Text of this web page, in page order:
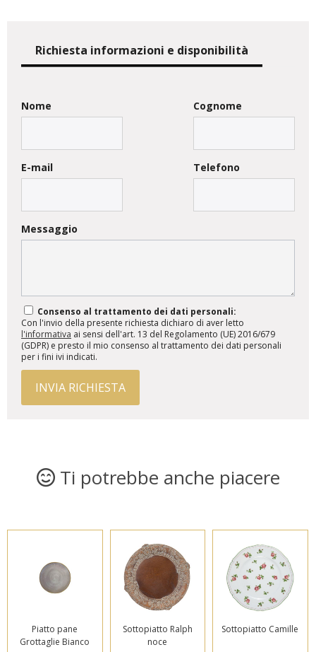
Richiesta informazioni e disponibilità
Nome Cognome
E-mail Telefono
Messaggio
Consenso al trattamento dei dati personali:
Con l'invio della presente richiesta dichiaro di aver letto
l'informativa ai sensi dell'art. 13 del Regolamento (UE) 2016/679
(GDPR) e presto il mio consenso al trattamento dei dati personali
per i fini ivi indicati.
INVIA RICHIESTA
Ti potrebbe anche piacere
Piatto pane
Grottaglie Bianco
Sottopiatto Ralph
noce
Sottopiatto Camille